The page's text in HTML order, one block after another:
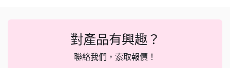
對產品有興趣？
聯絡我們，索取報價！